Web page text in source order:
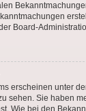
Board-
erscheinen unter
sehen. Sie haben
Wie bei den